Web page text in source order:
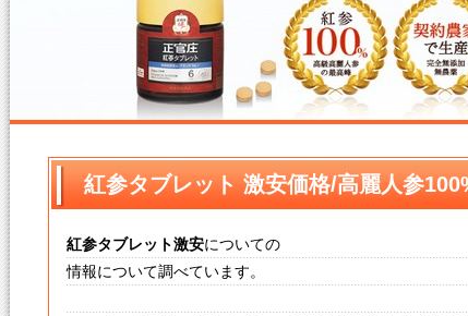
紅参タブレット 激安価格/高麗人参
紅参タブレット激安についての
情報について調べています。